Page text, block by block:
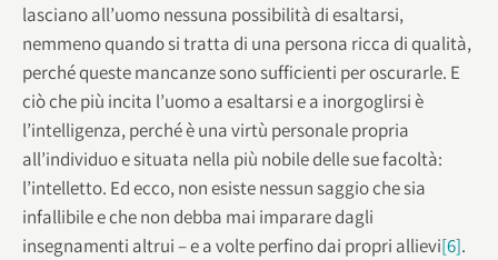
lasciano all’uomo nessuna possibilità di esaltarsi,
nemmeno quando si tratta di una persona ricca di qualità,
perché queste mancanze sono sufficienti per oscurarle. E
ciò che più incita l’uomo a esaltarsi e a inorgoglirsi è
l’intelligenza, perché è una virtù personale propria
all’individuo e situata nella più nobile delle sue facoltà:
l’intelletto. Ed ecco, non esiste nessun saggio che sia
infallibile e che non debba mai imparare dagli
insegnamenti altrui – e a volte perfino dai propri allievi[6].